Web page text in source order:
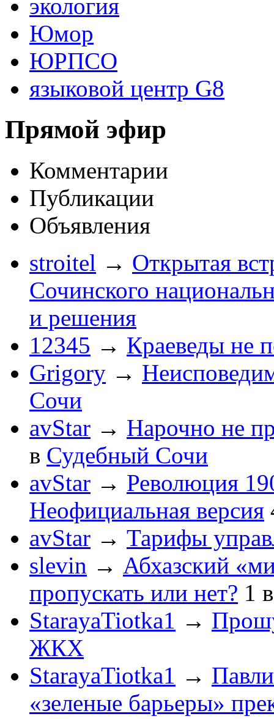
экология
Юмор
ЮРПСО
языковой центр G8
Прямой эфир
Комментарии
Публикации
Объявления
stroitel → Открытая
Сочинского
и решения
12345 → Краеведы не
Grigory →
Сочи
avStar → Нарочно не
в Судебный Сочи
avStar → Революция
Неофициальная версия
avStar → Тарифы
slevin → Абхазский
пропускать или нет? 1
StarayaTiotka1 →
ЖКХ
StarayaTiotka1 →
«зеленые барьеры»